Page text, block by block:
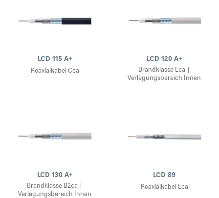
LCD 115 A+
Koaxialkabel Cca
LCD 120 A+
Brandklasse Eca |
Verlegungsbereich Innen
LCD 130 A+
Brandklasse B2ca |
Verlegungsbereich Innen
LCD 89
Koaxialkabel Eca